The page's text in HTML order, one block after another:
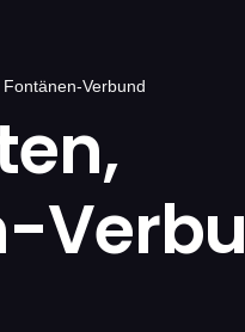
Verbund